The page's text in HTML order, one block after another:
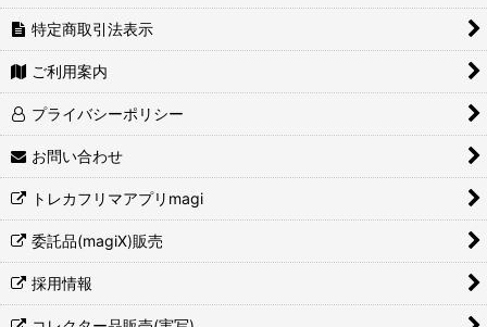
特定商取引法表示
ご利用案内
プライバシーポリシー
お問い合わせ
トレカフリマアプリmagi
委託品(magiX)販売
採用情報